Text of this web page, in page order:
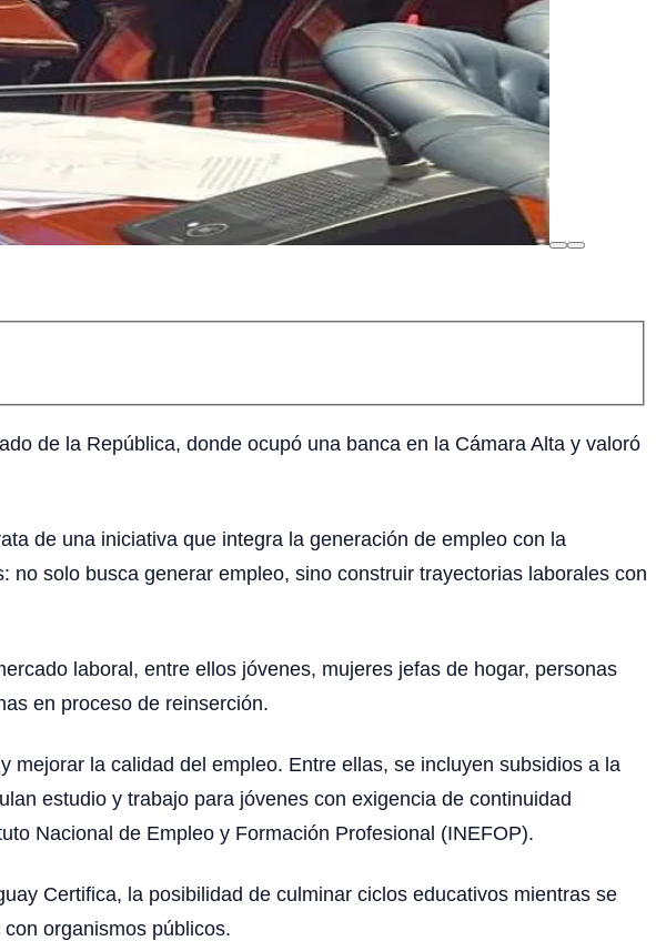
de la República, donde ocupó una banca en la Cámara Alta y valoró
de una iniciativa que integra la generación de empleo con la
solo busca generar empleo, sino construir trayectorias laborales con
laboral, entre ellos jóvenes, mujeres jefas de hogar, personas
en proceso de reinserción.
la calidad del empleo. Entre ellas, se incluyen subsidios a la
estudio y trabajo para jóvenes con exigencia de continuidad
Nacional de Empleo y Formación Profesional (INEFOP).
Certifica, la posibilidad de culminar ciclos educativos mientras se
organismos públicos.